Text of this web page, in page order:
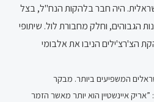
. היה חבר בלהקותהנח"ל,בצל
הגבוהים, וחלק מחבורת לול. שיתופי
הצ'רצ'יליםהניבו את אלבומי
המשפיעים ביותר. מבקר
”אריק איינשטיין הוא יותר מאשר הזמר